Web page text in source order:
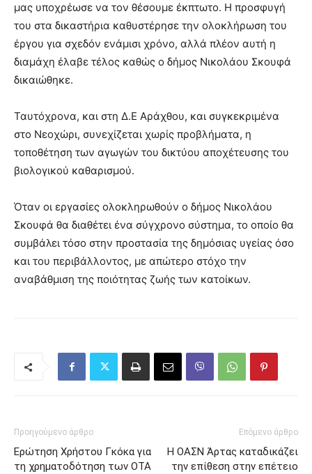
μας υποχρέωσε να τον θέσουμε έκπτωτο. Η προσφυγή
του στα δικαστήρια καθυστέρησε την ολοκλήρωση του
έργου για σχεδόν ενάμισι χρόνο, αλλά πλέον αυτή η
διαμάχη έλαβε τέλος καθώς ο δήμος Νικολάου Σκουφά
δικαιώθηκε.
Ταυτόχρονα, και στη Δ.Ε Αράχθου, και συγκεκριμένα
στο Νεοχώρι, συνεχίζεται χωρίς προβλήματα, η
τοποθέτηση των αγωγών του δικτύου αποχέτευσης του
βιολογικού καθαρισμού.
Όταν οι εργασίες ολοκληρωθούν ο δήμος Νικολάου
Σκουφά θα διαθέτει ένα σύγχρονο σύστημα, το οποίο θα
συμβάλει τόσο στην προστασία της δημόσιας υγείας όσο
και του περιβάλλοντος, με απώτερο στόχο την
αναβάθμιση της ποιότητας ζωής των κατοίκων.
Προηγούμενο άρθρο
Ερώτηση Χρήστου Γκόκα για
τη χρηματοδότηση των ΟΤΑ
Επόμενο άρθρο
Η ΟΑΣΝ Άρτας καταδικάζει
την επίθεση στην επέτειο